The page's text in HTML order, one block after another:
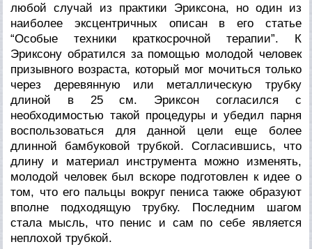
любой случай из практики Эриксона, но один из
наиболее эксцентричных описан в его статье
“Особые техники краткосрочной терапии”. К
Эриксону обратился за помощью молодой человек
призывно­го возраста, который мог мочиться только
через деревянную или металлическую трубку
длиной в 25 см. Эриксон согласился с
необходимостью такой процедуры и убедил парня
воспользо­ваться для данной цели еще более
длинной бамбуковой трубкой. Согласившись, что
длину и материал инструмента можно изме­нять,
молодой человек был вскоре подготовлен к идее о
том, что его пальцы вокруг пениса также образуют
вполне подходя­щую трубку. Последним шагом
стала мысль, что пенис и сам по себе является
неплохой трубкой.